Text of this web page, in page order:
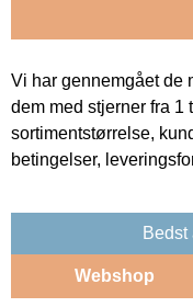
Vi har gennemgået de
dem med stjerner fra 1
sortimentstørrelse,
betingelser,
Bedst
Webshop